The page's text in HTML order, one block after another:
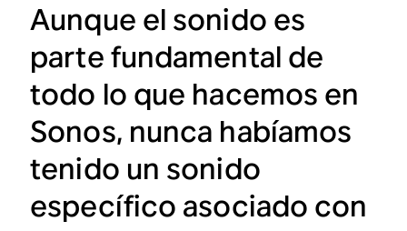
Aunque el sonido es
parte fundamental de
todo lo que hacemos en
Sonos, nunca habíamos
tenido un sonido
específico asociado con